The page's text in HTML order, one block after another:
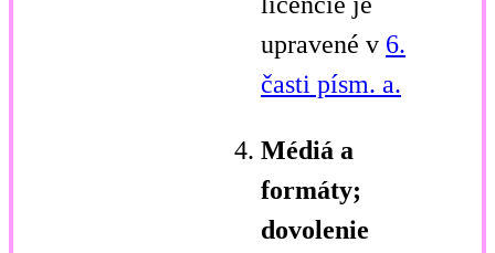
upravené v 6.
časti písm. a.
Médiá a
formáty;
dovolenie